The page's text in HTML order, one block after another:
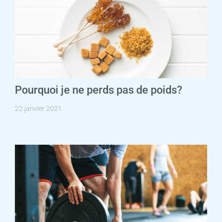
Pourquoi je ne perds pas de poids?
22 janvier 2021